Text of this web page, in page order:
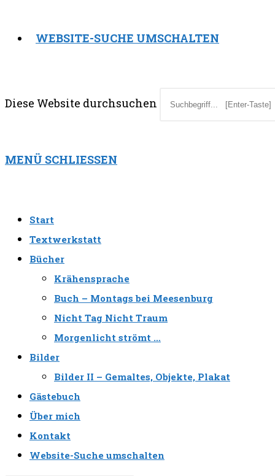
WEBSITE-SUCHE UMSCHALTEN
Diese Website durchsuchen
MENÜ SCHLIESSEN
Start
Textwerkstatt
Bücher
Krähensprache
Buch – Montags bei Meesenburg
Nicht Tag Nicht Traum
Morgenlicht strömt …
Bilder
Bilder II – Gemaltes, Objekte, Plakat
Gästebuch
Über mich
Kontakt
Website-Suche umschalten